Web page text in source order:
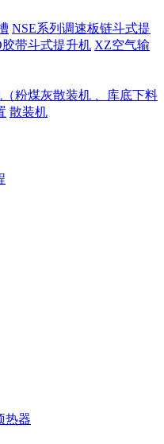
NSE系列调速板链斗式提
带斗式提升机 XZ空气输
粉煤灰散装机 、库底下料
散装机
热器